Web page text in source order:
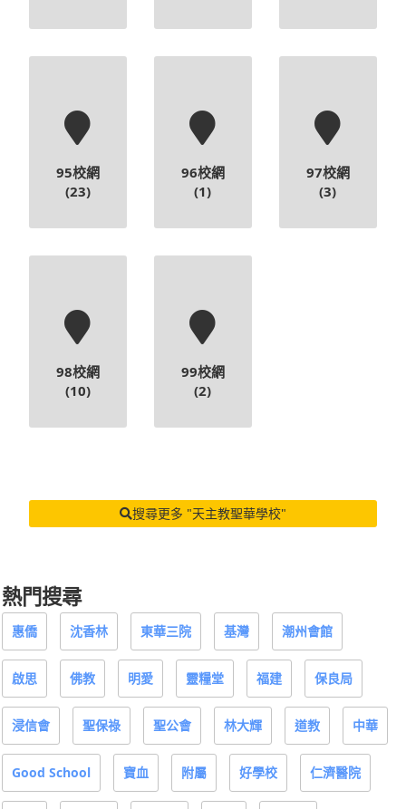
95校網
(23)
96校網
(1)
97校網
(3)
98校網
(10)
99校網
(2)
搜尋更多 "天主教聖華學校"
熱門搜尋
惠僑 沈香林 東華三院 基灣 潮州會館
啟思 佛教 明愛 靈糧堂 福建 保良局
浸信會 聖保祿 聖公會 林大輝 道教 中華
Good School 寶血 附屬 好學校 仁濟醫院